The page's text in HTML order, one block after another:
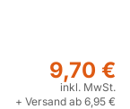
9,70 €
inkl. MwSt.
+ Versand ab 6,95 €